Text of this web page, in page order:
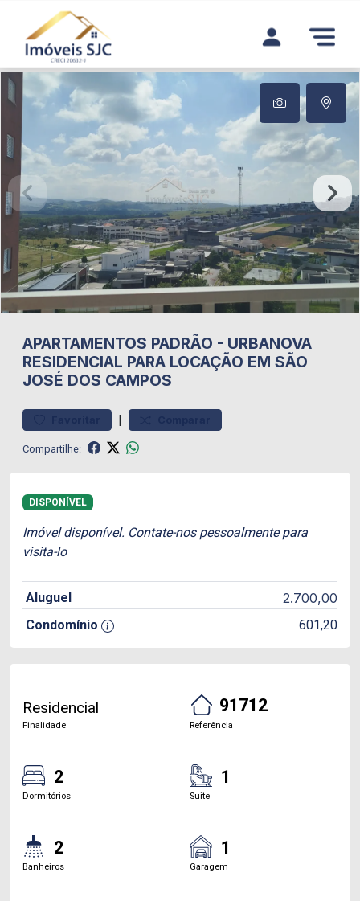
APARTAMENTOS PADRÃO - URBANOVA
RESIDENCIAL PARA LOCAÇÃO EM SÃO
JOSÉ DOS CAMPOS
|
Compartilhe:
DISPONÍVEL
Imóvel disponível. Contate-nos pessoalmente para
visita-lo
Aluguel 2.700,00
Condomínio 601,20
Residencial
Finalidade
91712
Referência
2
Dormitórios
1
Suite
2
Banheiros
1
Garagem